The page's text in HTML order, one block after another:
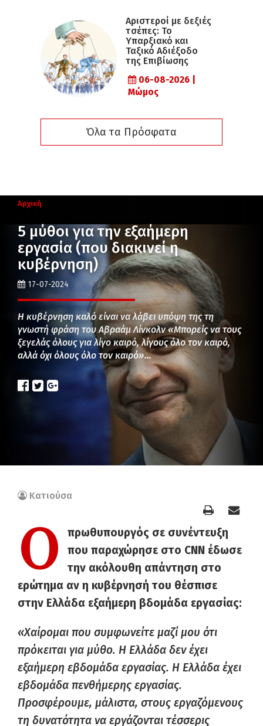
Αριστεροί με δεξιές
τσέπες: Το
Υπαρξιακό και
Ταξικό Αδιέξοδο
της Επιβίωσης
06-08-2026 |
Μώμος
Όλα τα Πρόσφατα
Αρχική
5 μύθοι για την εξαήμερη
εργασία (που διακινεί η
κυβέρνηση)
17-07-2024
Η κυβέρνηση καλό είναι να λάβει υπόψη της τη
γνωστή φράση του Αβραάμ Λίνκολν «Μπορείς να τους
ξεγελάς όλους για λίγο καιρό, λίγους όλο τον καιρό,
αλλά όχι όλους όλο τον καιρό»…
Κατιούσα
Ο
πρωθυπουργός σε συνέντευξη
που παραχώρησε στο CNN έδωσε
την ακόλουθη απάντηση στο
ερώτημα αν η κυβέρνησή του θέσπισε
στην Ελλάδα εξαήμερη βδομάδα εργασίας:
«Χαίρομαι που συμφωνείτε μαζί μου ότι
πρόκειται για μύθο. Η Ελλάδα δεν έχει
εξαήμερη εβδομάδα εργασίας. Η Ελλάδα έχει
εβδομάδα πενθήμερης εργασίας.
Προσφέρουμε, μάλιστα, στους εργαζόμενους
τη δυνατότητα να εργάζονται τέσσερις